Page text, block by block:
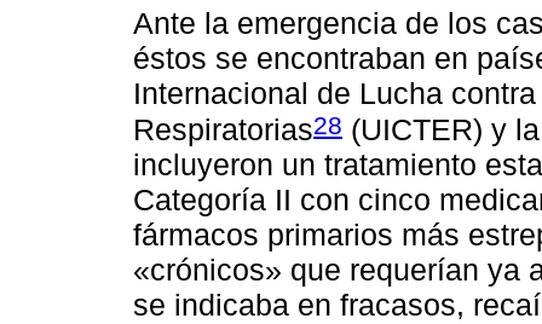
Ante la emergencia de los
éstos se encontraban en
Internacional de Lucha
Respiratorias28 (UICTER) y
incluyeron un tratamiento
Categoría II con cinco
fármacos primarios más
«crónicos» que requerían ya
se indicaba en fracasos,